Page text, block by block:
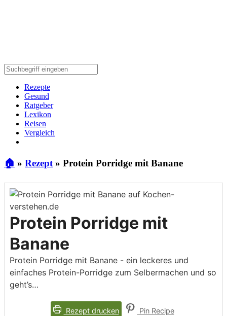
Rezepte
Gesund
Ratgeber
Lexikon
Reisen
Vergleich
🏠 » Rezept » Protein Porridge mit Banane
Protein Porridge mit
Banane
Protein Porridge mit Banane - ein leckeres und
einfaches Protein-Porridge zum Selbermachen und so
geht’s…
Rezept drucken Pin Recipe